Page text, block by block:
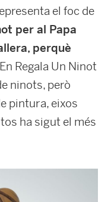
el foc de
per al Papa
perquè
Regala Un Ninot
ninots, però
pintura, eixos
ha sigut el més